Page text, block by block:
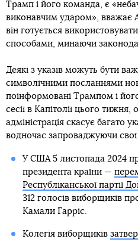
Трамп і його команда, є
виконавчим ударом», вважає
він готується
способами, минаючи
Деякі з указів можуть бути
символічними посланнями
поінформовані Трампом і
сесії в Капітолії цього
адміністрація скасує багато
водночас запроваджуючи свої
У США 5 листопада 2024
президента країни —
Республіканської партії
312 голосів виборщиків
Камали Гарріс.
Колегія виборщиків